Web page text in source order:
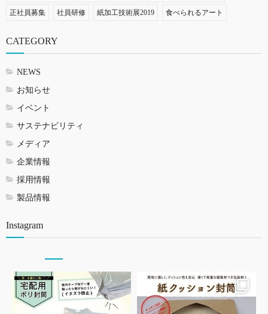
正社員募集 社員研修 紙加工技術展2019 食べられるアート
CATEGORY
NEWS
お知らせ
イベント
サステナビリティ
メディア
企業情報
採用情報
製品情報
Instagram